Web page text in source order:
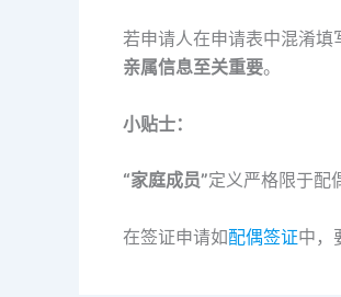
若申请人在申请表中混淆填
亲属信息至关重要。
小贴士：
“家庭成员”定义严格限于配
在签证申请如配偶签证中，